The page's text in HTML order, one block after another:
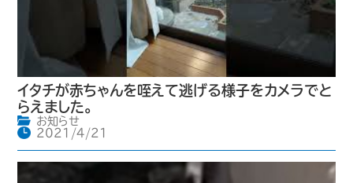
イタチが赤ちゃんを咥えて逃げる様子をカメラでと
らえました。
お知らせ
2021/4/21